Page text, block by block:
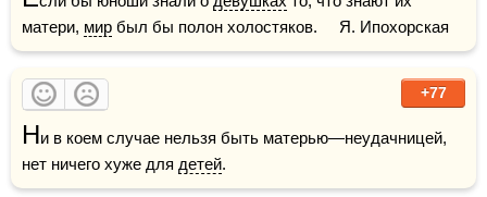
матери, мир был бы полон холостяков.     Я. Ипохорская
+77
Ни в коем случае нельзя быть матерью—неудачницей,
нет ничего хуже для детей.